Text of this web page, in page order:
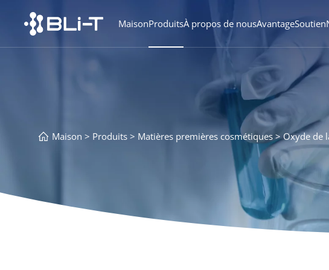
MaisonProduitsÀ propos de nousAvantageSoutien
Maison Produits Matières premières cosmétiques Oxyde de